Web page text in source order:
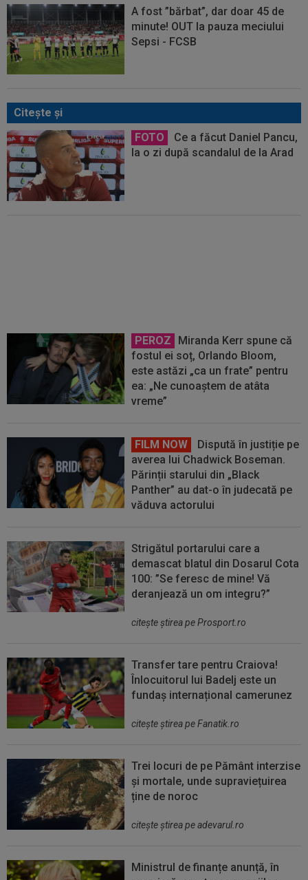
A fost ”bărbat”, dar doar 45 de
minute! OUT la pauza meciului
Sepsi - FCSB
Citeşte şi
FOTO
Ce a făcut Daniel Pancu,
la o zi după scandalul de la Arad
PEROZ
Miranda Kerr spune că
fostul ei soț, Orlando Bloom,
este astăzi „ca un frate” pentru
ea: „Ne cunoaștem de atâta
vreme”
FILM NOW
Dispută în justiție pe
averea lui Chadwick Boseman.
Părinții starului din „Black
Panther” au dat-o în judecată pe
văduva actorului
Strigătul portarului care a
demascat blatul din Dosarul Cota
100: ”Se feresc de mine! Vă
deranjează un om integru?”
citeşte ştirea pe Prosport.ro
Transfer tare pentru Craiova!
Înlocuitorul lui Badelj este un
fundaș internațional camerunez
citeşte ştirea pe Fanatik.ro
Trei locuri de pe Pământ interzise
și mortale, unde supraviețuirea
ține de noroc
citeşte ştirea pe adevarul.ro
Ministrul de finanțe anunță, în